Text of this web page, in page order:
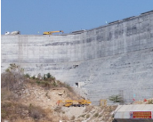
0906 645 777
Đặt báo Quảng
Tổng biên tập: Nguyễn